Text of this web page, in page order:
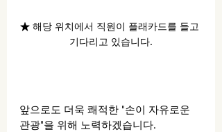
★ 해당 위치에서 직원이 플래카드를 들고
기다리고 있습니다.
앞으로도 더욱 쾌적한 "손이 자유로운
관광"을 위해 노력하겠습니다.